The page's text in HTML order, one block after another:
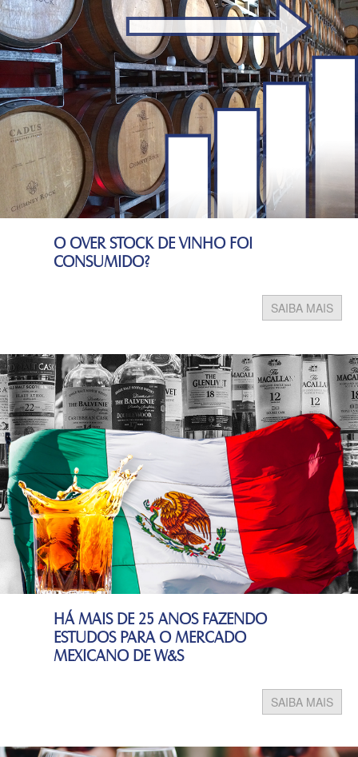
O OVER STOCK DE VINHO FOI
CONSUMIDO?
SAIBA MAIS
HÁ MAIS DE 25 ANOS FAZENDO
ESTUDOS PARA O MERCADO
MEXICANO DE W&S
SAIBA MAIS